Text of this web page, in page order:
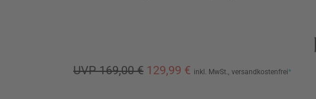
UVP 169,00 € 129,99 € inkl. MwSt., versandkostenfrei*